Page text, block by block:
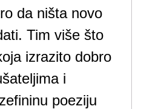
da ništa novo
Tim više što
izrazito dobro
i
poeziju